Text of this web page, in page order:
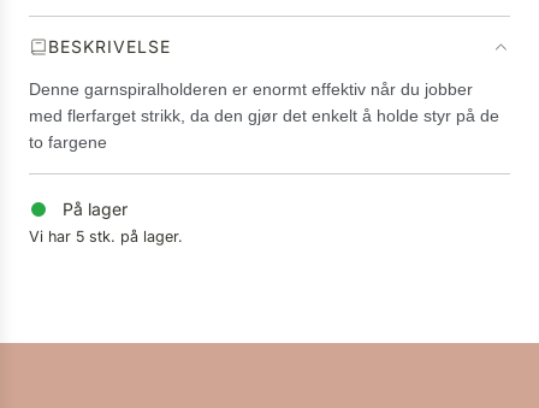
.
BESKRIVELSE
Denne garnspiralholderen er enormt effektiv når du jobber
med flerfarget strikk, da den gjør det enkelt å holde styr på de
to fargene
På lager
Vi har 5 stk. på lager.